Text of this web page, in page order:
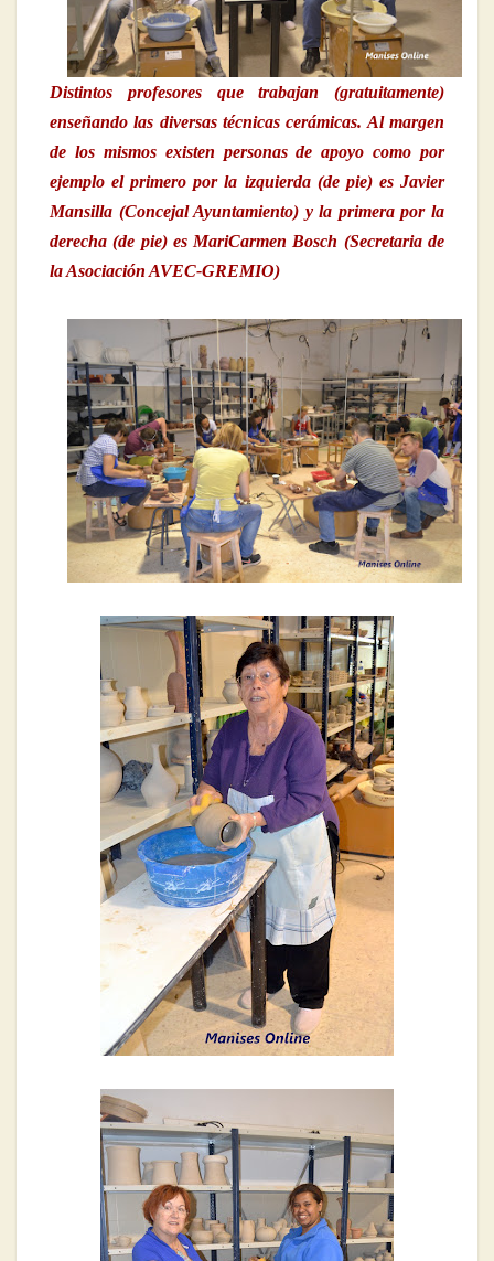
Distintos profesores que trabajan (gratuitamente)
enseñando las diversas técnicas cerámicas. Al margen
de los mismos existen personas de apoyo como por
ejemplo el primero por la izquierda (de pie) es Javier
Mansilla (Concejal Ayuntamiento) y la primera por la
derecha (de pie) es MariCarmen Bosch (Secretaria de
la Asociación AVEC-GREMIO)